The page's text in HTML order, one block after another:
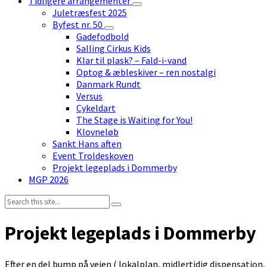
Juletræsfest 2025
Byfest nr. 50
Gadefodbold
Salling Cirkus Kids
Klar til plask? – Fald-i-vand
Optog & æbleskiver – ren nostalgi
Danmark Rundt
Versus
Cykeldart
The Stage is Waiting for You!
Klovneløb
Sankt Hans aften
Event Troldeskoven
Projekt legeplads i Dommerby
MGP 2026
Search:
Projekt legeplads i Dommerby
Efter en del bump på vejen ( lokalplan, midlertidig